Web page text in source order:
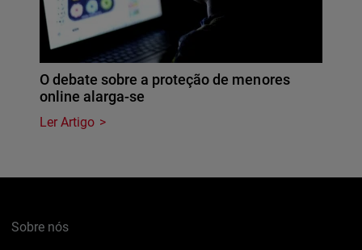
O debate sobre a proteção de menores
online alarga-se
Ler Artigo
Sobre nós